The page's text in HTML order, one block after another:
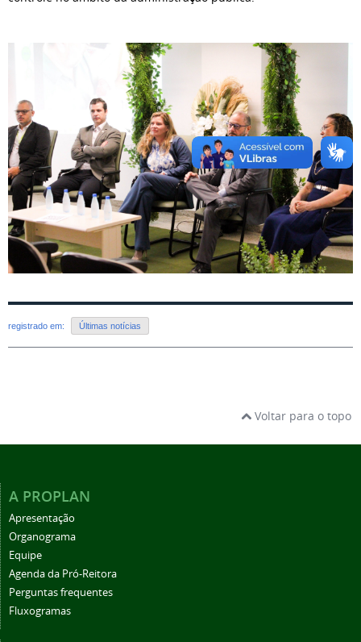
registrado em: Últimas notícias
Voltar para o topo
A PROPLAN
Apresentação
Organograma
Equipe
Agenda da Pró-Reitora
Perguntas frequentes
Fluxogramas